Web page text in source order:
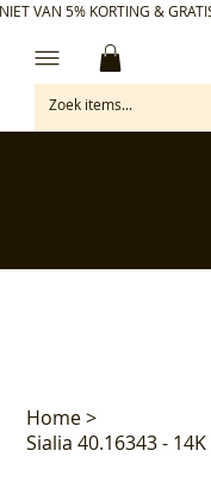
VAN 5% KORTING &
Home>
Sialia 40.16343 -